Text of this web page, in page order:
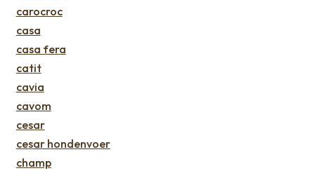
carocroc
casa
casa fera
catit
cavia
cavom
cesar
cesar hondenvoer
champ